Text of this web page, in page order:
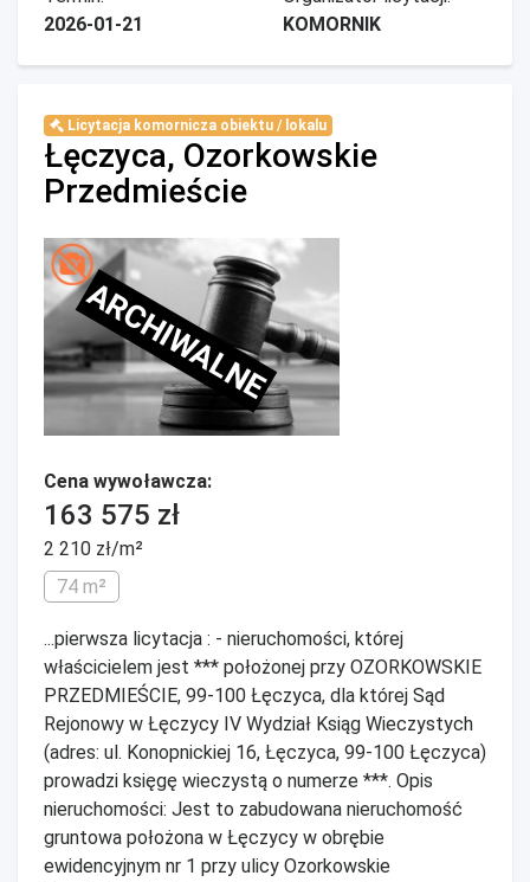
2026-01-21
KOMORNIK
Licytacja komornicza obiektu / lokalu
Łęczyca, Ozorkowskie
Przedmieście
ARCHIWALNE
Cena wywoławcza:
163 575 zł
2 210 zł/m²
74 m²
...pierwsza licytacja : - nieruchomości, której
właścicielem jest *** położonej przy OZORKOWSKIE
PRZEDMIEŚCIE, 99-100 Łęczyca, dla której Sąd
Rejonowy w Łęczycy IV Wydział Ksiąg Wieczystych
(adres: ul. Konopnickiej 16, Łęczyca, 99-100 Łęczyca)
prowadzi księgę wieczystą o numerze ***. Opis
nieruchomości: Jest to zabudowana nieruchomość
gruntowa położona w Łęczycy w obrębie
ewidencyjnym nr 1 przy ulicy Ozorkowskie